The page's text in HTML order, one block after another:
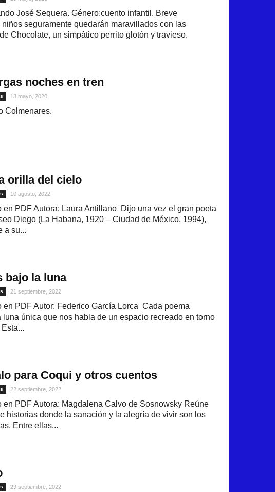
José Sequera. Género:cuento infantil. Breve
niños seguramente quedarán maravillados con las
Chocolate, un simpático perrito glotón y travieso.
noches en tren
13 mayo, 2020
Colmenares.
orilla del cielo
10 agosto, 2022
en PDF Autora: Laura Antillano Dijo una vez el gran poeta
Diego (La Habana, 1920 – Ciudad de México, 1994),
a su...
bajo la luna
21 septiembre, 2022
en PDF Autor: Federico García Lorca Cada poema
luna única que nos habla de un espacio recreado en torno
para Coqui y otros cuentos
22 septiembre, 2022
en PDF Autora: Magdalena Calvo de Sosnowsky Reúne
historias donde la sanación y la alegría de vivir son los
Entre ellas...
29 septiembre, 2022